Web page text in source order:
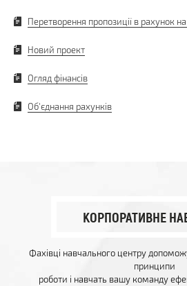
Перетворення пропозиції в рахунок
Новий проект
Огляд фінансів
Об'єднання рахунків
КОРПОРАТИВНЕ
Фахівці навчального центру
принципи
роботи і навчать вашу команду